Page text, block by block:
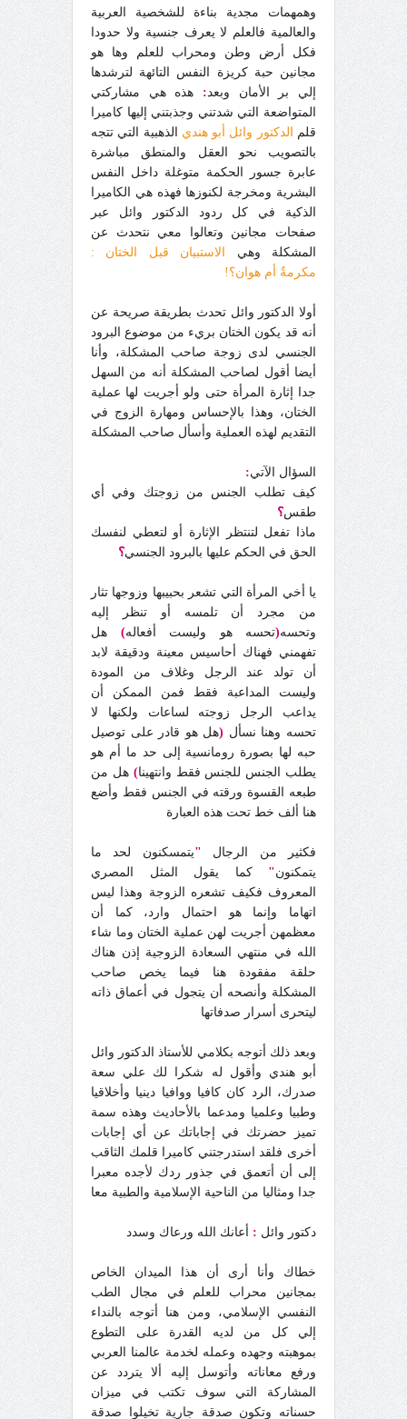
وهمهمات مجدية بناءة للشخصية العربية
والعالمية فالعلم لا يعرف جنسية ولا حدودا
فكل أرض وطن ومحراب للعلم وها هو
مجانين حبة كريزة النفس التائهة لترشدها
إلي بر الأمان وبعد : هذه هي مشاركتي
المتواضعة التي شدتني وجذبتني إليها كاميرا
قلم
الدكتور وائل أبو هندي الذهبية التي تتجه
بالتصويب نحو العقل والمنطق مباشرة
عابرة جسور الحكمة متوغلة داخل النفس
البشرية ومخرجة لكنوزها فهذه هي الكاميرا
الذكية في كل ردود الدكتور وائل عبر
صفحات مجانين وتعالوا معي نتحدث عن
المشكلة وهي الاستبيان قبل الختان :
مكرمةٌ أم هوان؟!
أولا الدكتور وائل تحدث بطريقة صريحة عن
أنه قد يكون الختان بريء من موضوع البرود
الجنسي لدى زوجة صاحب المشكلة، وأنا
أيضا أقول لصاحب المشكلة أنه من السهل
جدا إثارة المرأة حتى ولو أجريت لها عملية
الختان، وهذا بالإحساس ومهارة الزوج في
التقديم لهذه العملية وأسأل صاحب المشكلة
السؤال الآتي:
كيف تطلب الجنس من زوجتك وفي أي
طقس؟
ماذا تفعل لتنتظر الإثارة أو لتعطي لنفسك
الحق في الحكم عليها بالبرود الجنسي؟
يا أخي المرأة التي تشعر بحبيبها وزوجها تثار
من مجرد أن تلمسه أو تنظر إليه
وتحسه(تحسه هو وليست أفعاله) هل
تفهمني فهناك أحاسيس معينة ودقيقة لابد
أن تولد عند الرجل وغلاف من المودة
وليست المداعبة فقط فمن الممكن أن
يداعب الرجل زوجته لساعات ولكنها لا
تحسه وهنا نسأل (هل هو قادر على توصيل
حبه لها بصورة رومانسية إلى حد ما أم هو
يطلب الجنس للجنس فقط وانتهينا) هل من
طبعه القسوة ورقته في الجنس فقط وأضع
هنا ألف خط تحت هذه العبارة
فكثير من الرجال "يتمسكنون لحد ما
يتمكنون" كما يقول المثل المصري
المعروف فكيف تشعره الزوجة وهذا ليس
اتهاما وإنما هو احتمال وارد ،كما أن
معظمهن أجريت لهن عملية الختان وما شاء
الله في منتهي السعادة الزوجية إذن هناك
حلقة مفقودة هنا فيما يخص صاحب
المشكلة وأنصحه أن يتجول في أعماق ذاته
ليتحرى أسرار صدفاتها
وبعد ذلك أتوجه بكلامي للأستاذ الدكتور وائل
أبو هندي وأقول له شكرا لك علي سعة
صدرك، الرد كان كافيا ووافيا دينيا وأخلاقيا
وطبيا وعلميا ومدعما بالأحاديث وهذه سمة
تميز حضرتك في إجاباتك عن أي إجابات
أخرى فلقد استدرجتني كاميرا قلمك الثاقب
إلى أن أتعمق في جذور ردك لأجده معبرا
جدا ومثاليا من الناحية الإسلامية والطبية معا
دكتور وائل : أعانك الله ورعاك وسدد
خطاك وأنا أرى أن هذا الميدان الخاص
بمجانين محراب للعلم في مجال الطب
النفسي الإسلامي، ومن هنا أتوجه بالنداء
إلي كل من لديه القدرة على التطوع
بموهبته وجهده وعمله لخدمة عالمنا العربي
ورفع معاناته وأتوسل إليه ألا يتردد عن
المشاركة التي سوف تكتب في ميزان
حسناته وتكون صدقة جارية تخيلوا صدقة